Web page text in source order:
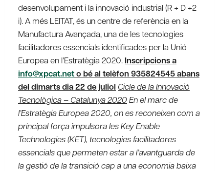
desenvolupament i la innovació industrial (R + D +2
i). A més LEITAT, és un centre de referència en la
Manufactura Avançada, una de les tecnologies
facilitadores essencials identificades per la Unió
Europea en l’Estratègia 2020. Inscripcions a
info@xpcat.neto bé al telèfon 935824545 abans
del dimarts dia 22 de juliol Cicle de la Innovació
Tecnològica – Catalunya 2020En el marc de
l’Estratègia Europea 2020, on es reconeixen com a
principal força impulsora les Key Enable
Technologies (KET), tecnologies facilitadores
essencials que permeten estar a l’avantguarda de
la gestió de la transició cap a una economia baixa